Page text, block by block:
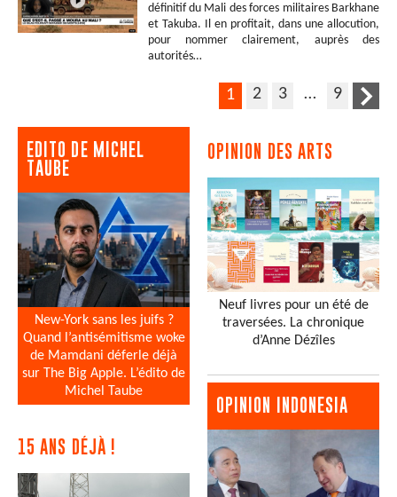
définitif du Mali des forces militaires Barkhane
et Takuba. Il en profitait, dans une allocution,
pour nommer clairement, auprès des
autorités…
1 2 3 … 9
EDITO DE MICHEL
TAUBE
New-York sans les juifs ?
Quand l’antisémitisme woke
de Mamdani déferle déjà
sur The Big Apple. L’édito de
Michel Taube
15 ANS DÉJÀ !
OPINION DES ARTS
Neuf livres pour un été de
traversées. La chronique
d’Anne Dézîles
OPINION INDONESIA